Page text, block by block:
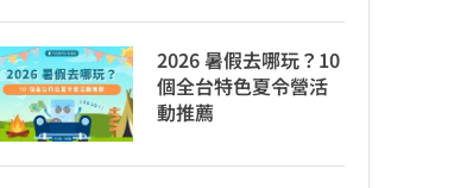
2026 暑假去哪玩？10
個全台特色夏令營活
動推薦